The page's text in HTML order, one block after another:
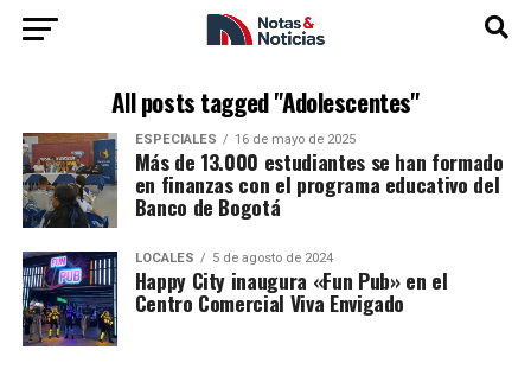
All posts tagged "Adolescentes"
ESPECIALES 16 de mayo de 2025
Más de 13.000 estudiantes se han formado
en finanzas con el programa educativo del
Banco de Bogotá
LOCALES 5 de agosto de 2024
Happy City inaugura «Fun Pub» en el
Centro Comercial Viva Envigado